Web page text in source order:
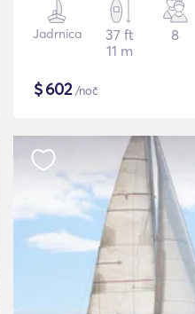
Jadrnica
37 ft
11 m
8
$602/noč